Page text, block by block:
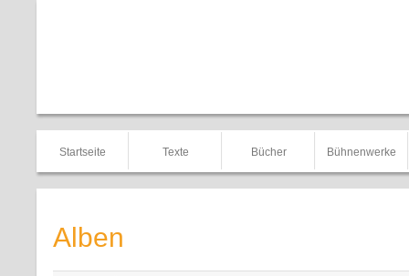
Startseite Texte Bücher Bühnenwerke
Alben